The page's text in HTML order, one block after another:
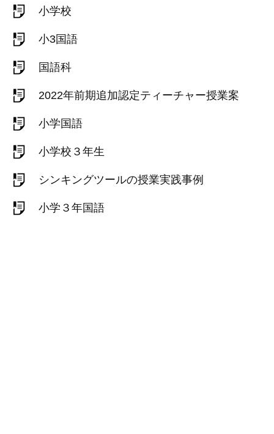
小学校
小3国語
国語科
2022年前期追加認定ティーチャー授業案
小学国語
小学校３年生
シンキングツールの授業実践事例
小学３年国語